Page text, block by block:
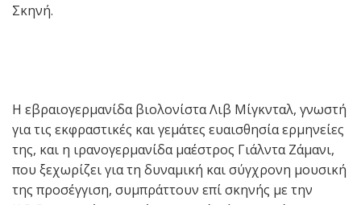
Σκηνή.
Η εβραιογερμανίδα βιολονίστα Λιβ Μίγκνταλ, γνωστή
για τις εκφραστικές και γεμάτες ευαισθησία ερμηνείες
της, και η ιρανογερμανίδα μαέστρος Γιάλντα Ζάμανι,
που ξεχωρίζει για τη δυναμική και σύγχρονη μουσική
της προσέγγιση, συμπράττουν επί σκηνής με την